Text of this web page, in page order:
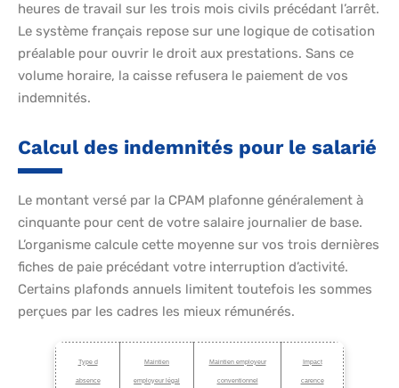
heures de travail sur les trois mois civils précédant l’arrêt.
Le système français repose sur une logique de cotisation
préalable pour ouvrir le droit aux prestations. Sans ce
volume horaire, la caisse refusera le paiement de vos
indemnités.
Calcul des indemnités pour le salarié
Le montant versé par la CPAM plafonne généralement à
cinquante pour cent de votre salaire journalier de base.
L’organisme calcule cette moyenne sur vos trois dernières
fiches de paie précédant votre interruption d’activité.
Certains plafonds annuels limitent toutefois les sommes
perçues par les cadres les mieux rémunérés.
Type d
absence
Maintien
employeur légal
Maintien employeur
conventionnel
Impact
carence